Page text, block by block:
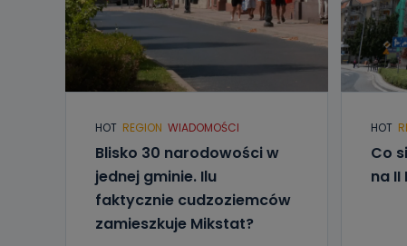
HOT REGION WIADOMOŚCI
Blisko 30 narodowości w
jednej gminie. Ilu
faktycznie cudzoziemców
zamieszkuje Mikstat?
HOT
Co
na II